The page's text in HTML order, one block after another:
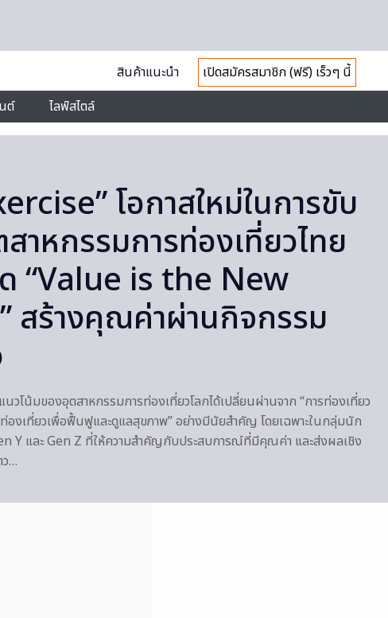
สินค้าแนะนำ
เปิดสมัครสมาชิก (ฟรี) เร็วๆ นี้
ต์ ไลฟ์สไตล์
โอกาสใหม่ในการขับ
าหกรรมการท่องเที่ยวไทย
“Value is the New
สร้างคุณค่าผ่านกิจกรรม
วโน้มของอุตสาหกรรมการท่องเที่ยวโลกได้เปลี่ยนผ่านจาก “การท่องเที่ยว
องเที่ยวเพื่อฟื้นฟูและดูแลสุขภาพ” อย่างมีนัยสำคัญ โดยเฉพาะในกลุ่มนัก
Y และ Gen Z ที่ให้ความสำคัญกับประสบการณ์ที่มีคุณค่า และส่งผลเชิง
ว…